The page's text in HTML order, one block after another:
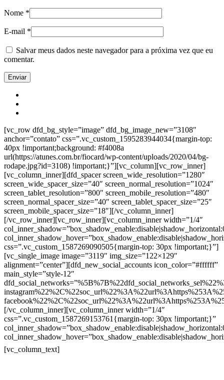
Nome *
E-mail *
Salvar meus dados neste navegador para a próxima vez que eu
comentar.
[vc_row dfd_bg_style=”image” dfd_bg_image_new=”3108″
anchor=”contato” css=”.vc_custom_1595283944034{margin-top:
40px !important;background: #f4008a
url(https://atunes.com.br/fiocard/wp-content/uploads/2020/04/bg-
rodape.jpg?id=3108) !important;}”][vc_column][vc_row_inner]
[vc_column_inner][dfd_spacer screen_wide_resolution=”1280″
screen_wide_spacer_size=”40″ screen_normal_resolution=”1024″
screen_tablet_resolution=”800″ screen_mobile_resolution=”480″
screen_normal_spacer_size=”40″ screen_tablet_spacer_size=”25″
screen_mobile_spacer_size=”18″][/vc_column_inner]
[/vc_row_inner][vc_row_inner][vc_column_inner width=”1/4″
css=”.vc_custom_1587269090505{margin-top: 30px !important;}”]
[vc_single_image image=”3119″ img_size=”122×129″
alignment=”center”][dfd_new_social_accounts icon_color=”#ffffff”
main_style=”style-12″
[/vc_column_inner][vc_column_inner width=”1/4″
css=”.vc_custom_1587269153761{margin-top: 30px !important;}”
[vc_column_text]